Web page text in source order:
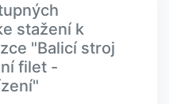
stažení k
"Balicí stroj
filet -